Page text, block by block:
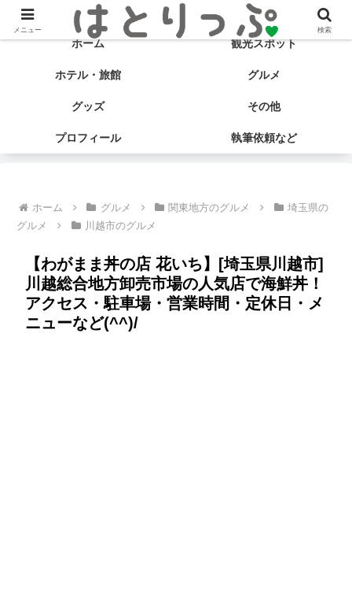
旅する食いしん坊♡ はとサブ子の国内旅行＆グルメブログ
ホーム 観光スポット
ホテル・旅館 グルメ
グッズ その他
プロフィール 執筆依頼など
ホーム グルメ 関東地方のグルメ
埼玉県の
グルメ
川越市のグルメ
【わがまま丼の店 花いち】[埼玉県川越市]
川越総合地方卸売市場の人気店で海鮮丼！
アクセス・駐車場・営業時間・定休日・メ
ニューなど(^^)/
メニュー 検索